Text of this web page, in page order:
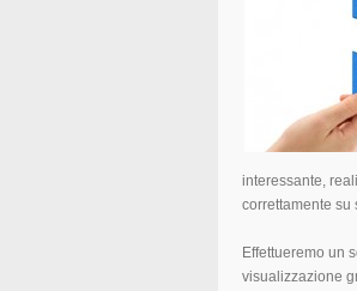
interessante,
correttamente su
Effettueremo un
visualizzazione